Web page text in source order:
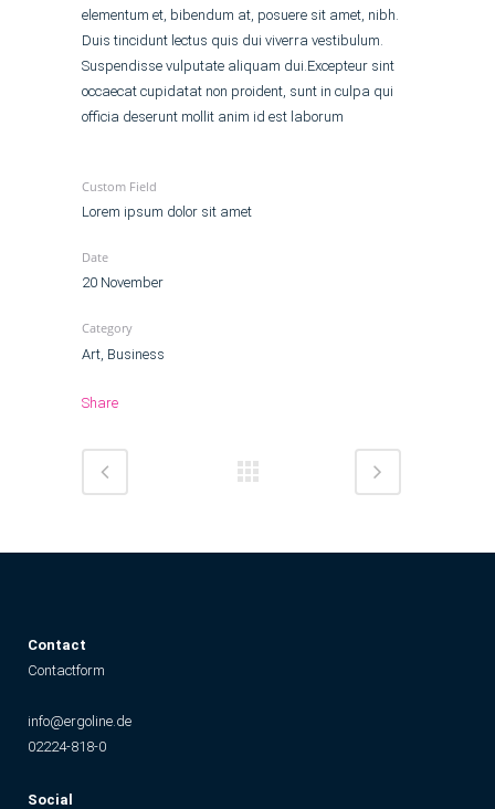
elementum et, bibendum at, posuere sit amet, nibh.
Duis tincidunt lectus quis dui viverra vestibulum.
Suspendisse vulputate aliquam dui.Excepteur sint
occaecat cupidatat non proident, sunt in culpa qui
officia deserunt mollit anim id est laborum
Custom Field
Lorem ipsum dolor sit amet
Date
20 November
Category
Art, Business
Share
Contact
Contactform
info@ergoline.de
02224-818-0
Social